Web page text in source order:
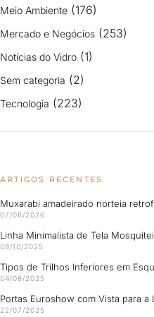
Meio Ambiente (176)
Mercado e Negócios (253)
Notícias do Vidro (1)
Sem categoria (2)
Tecnologia (223)
ARTIGOS RECENTES
Muxarabi amadeirado norteia
07/08/2026
Linha Minimalista de Tela
09/10/2025
Tipos de Trilhos Inferiores em
04/08/2025
Portas Euroshow com Vista para a
22/07/2025